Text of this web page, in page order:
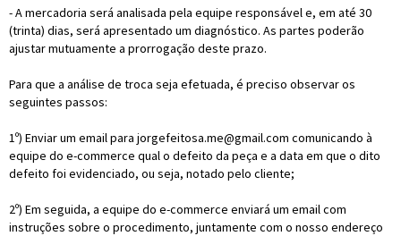
- A mercadoria será analisada pela equipe responsável e, em até 30
(trinta) dias, será apresentado um diagnóstico. As partes poderão
ajustar mutuamente a prorrogação deste prazo.
Para que a análise de troca seja efetuada, é preciso observar os
seguintes passos:
1º) Enviar um email para jorgefeitosa.me@gmail.com comunicando à
equipe do e-commerce qual o defeito da peça e a data em que o dito
defeito foi evidenciado, ou seja, notado pelo cliente;
2º) Em seguida, a equipe do e-commerce enviará um email com
instruções sobre o procedimento, juntamente com o nosso endereço